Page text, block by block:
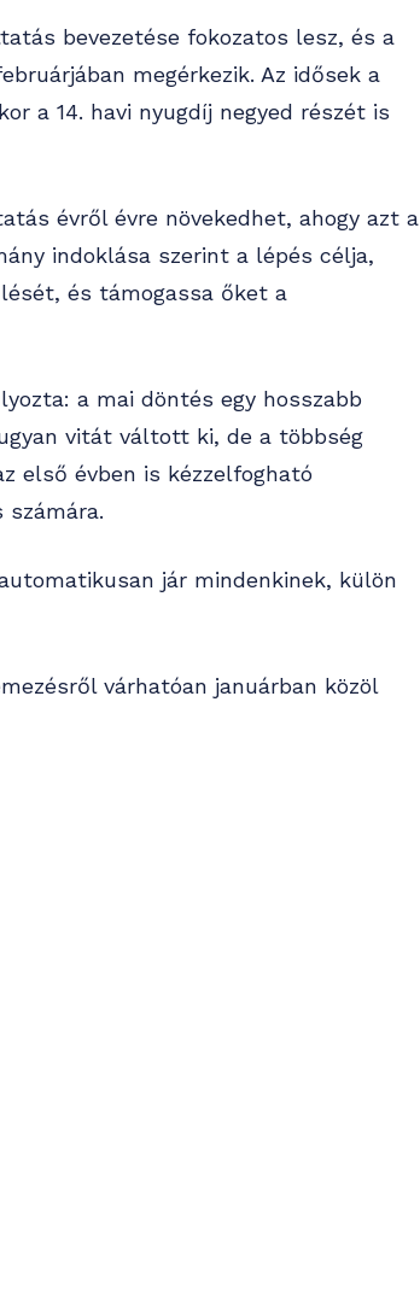
bevezetése fokozatos lesz, és a
megérkezik. Az idősek a
a 14. havi nyugdíj negyed részét is
évről évre növekedhet, ahogy azt a
indoklása szerint a lépés célja,
és támogassa őket a
a mai döntés egy hosszabb
vitát váltott ki, de a többség
első évben is kézzelfogható
jár mindenkinek, külön
várhatóan januárban közöl